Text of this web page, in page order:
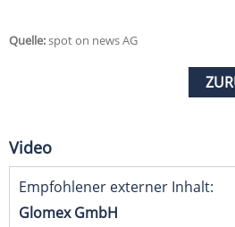
Quelle:spot on news AG
Video
Empfohlener externer Inhalt:
Glomex GmbH